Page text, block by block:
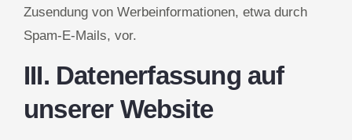
Zusendung von Werbeinformationen, etwa durch
Spam-E-Mails, vor.
III. Datenerfassung auf
unserer Website